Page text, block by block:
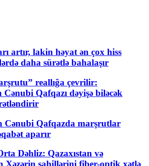
artır, lakin həyat ən çox hiss
daha sürətlə bahalaşır
reallığa çevrilir:
Qafqazı dəyişə biləcək
Cənubi Qafqazda marşrutlar
aparır
Dəhliz: Qazaxıstan və